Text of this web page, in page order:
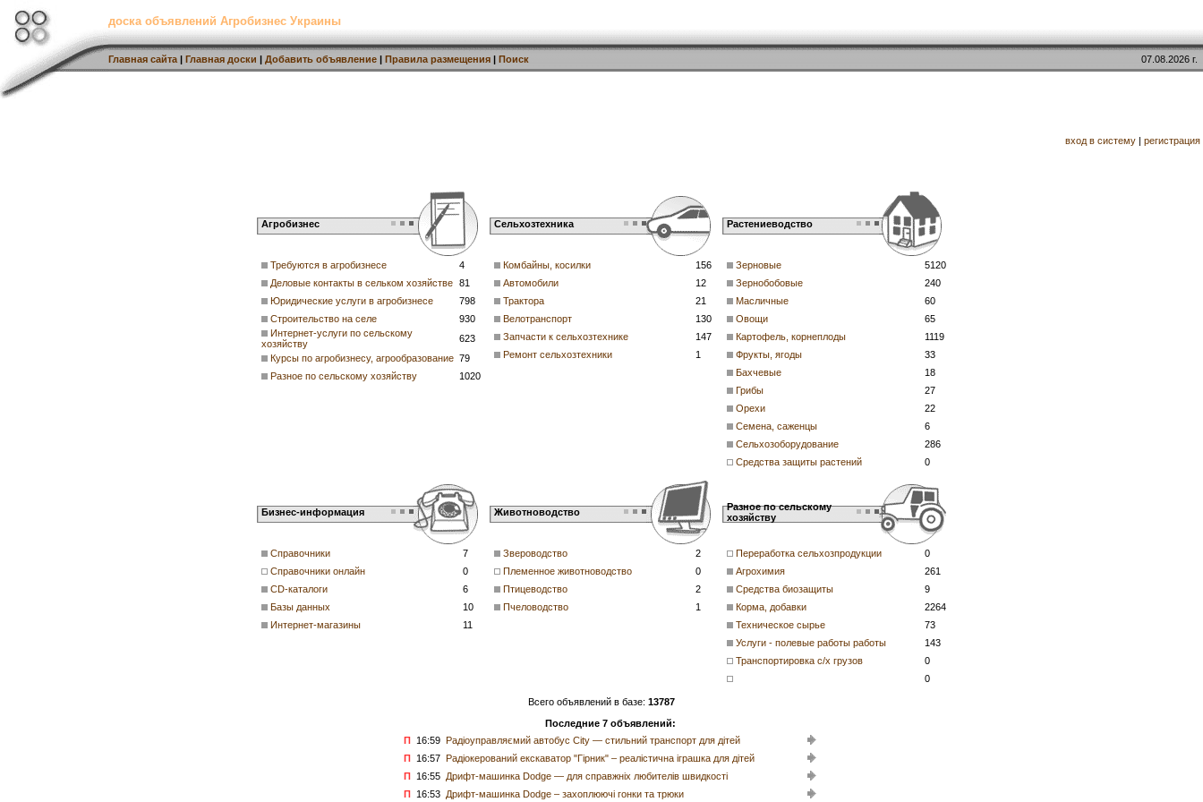
доска объявлений Агробизнес Украины
Главная сайта | Главная доски | Добавить объявление | Правила размещения | Поиск 07.08.2026 г.
вход в систему | регистрация
Агробизнес
Требуются в агробизнесе
4
Деловые контакты в сельком хозяйстве 81
Юридические услуги в агробизнесе
798
Строительство на селе
930
Интернет-услуги по сельскому
хозяйству
623
Курсы по агробизнесу, агрообразование 79
Разное по сельскому хозяйству
1020
Сельхозтехника
Комбайны, косилки
156
Автомобили
12
Трактора
21
Велотранспорт
130
Запчасти к сельхозтехнике
147
Ремонт сельхозтехники
1
Растениеводство
Зерновые
5120
Зернобобовые
240
Масличные
60
Овощи
65
Картофель, корнеплоды
1119
Фрукты, ягоды
33
Бахчевые
18
Грибы
27
Орехи
22
Семена, саженцы
6
Сельхозоборудование
286
Средства защиты растений
0
Бизнес-информация
Справочники
7
Справочники онлайн
0
CD-каталоги
6
Базы данных
10
Интернет-магазины
11
Животноводство
Звероводство
2
Племенное животноводство
0
Птицеводство
2
Пчеловодство
1
Разное по сельскому
хозяйству
Переработка сельхозпродукции
0
Агрохимия
261
Средства биозащиты
9
Корма, добавки
2264
Техническое сырье
73
Услуги - полевые работы работы
143
Транспортировка с/х грузов
0
0
Всего объявлений в базе: 13787
Последние 7 объявлений:
П 16:59 Радіоуправляємий автобус City — стильний транспорт для дітей
П 16:57 Радіокерований екскаватор "Гірник" – реалістична іграшка для дітей
П 16:55 Дрифт-машинка Dodge — для справжніх любителів швидкості
П 16:53 Дрифт-машинка Dodge – захоплюючі гонки та трюки